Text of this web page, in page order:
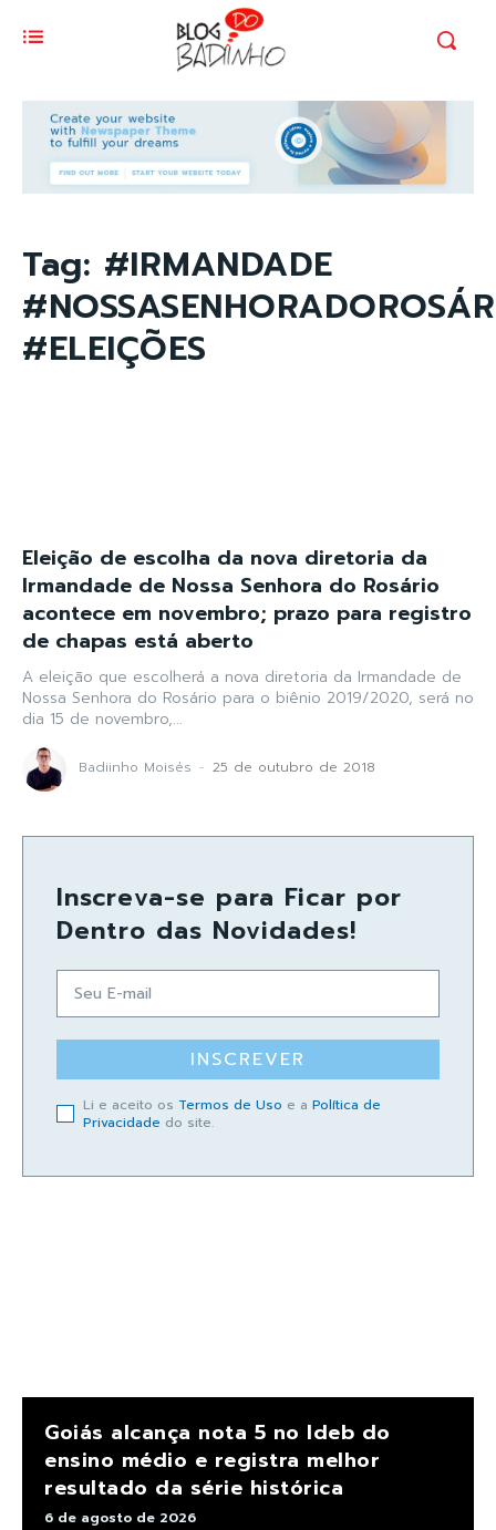
Tag: #IRMANDADE
#ELEIÇÕES
Eleição de escolha da nova diretoria da
Irmandade de Nossa Senhora do Rosário
acontece em novembro; prazo para registro
de chapas está aberto
A eleição que escolherá a nova diretoria da Irmandade de
Nossa Senhora do Rosário para o biênio 2019/2020, será no
dia 15 de novembro,...
Badiinho Moisés - 25 de outubro de 2018
Inscreva-se para Ficar por
Dentro das Novidades!
INSCREVER
Li e aceito os Termos de Uso e a Política de
Privacidade do site.
Goiás alcança nota 5 no Ideb do
ensino médio e registra melhor
resultado da série histórica
6 de agosto de 2026